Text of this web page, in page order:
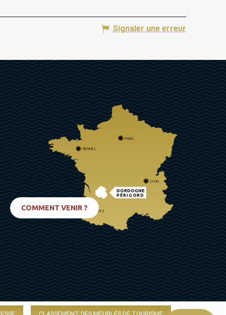
Signaler une erreur
DORDOGNE
PÉRIGORD
PARIS
RENNES
LYON
BIARRITZ
COMMENT VENIR ?